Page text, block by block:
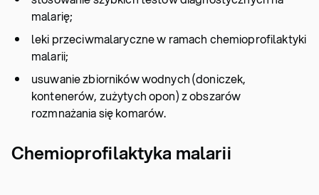
malarię;
leki przeciwmalaryczne w ramach chemioprofilaktyki
malarii;
usuwanie zbiorników wodnych (doniczek,
kontenerów, zużytych opon) z obszarów
rozmnażania się komarów.
Chemioprofilaktyka malarii